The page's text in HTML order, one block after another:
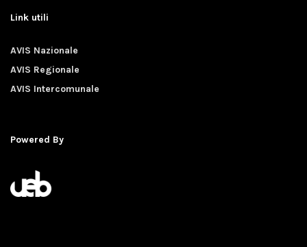
Link utili
AVIS Nazionale
AVIS Regionale
AVIS Intercomunale
Powered By